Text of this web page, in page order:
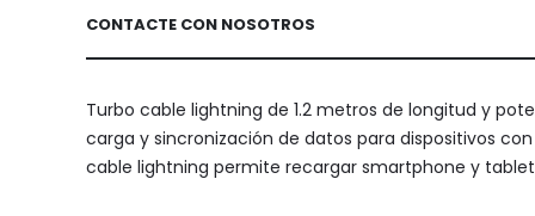
CONTACTE CON NOSOTROS
Turbo cable lightning de 1.2 metros de longitud y
carga y sincronización de datos para dispositivos
cable lightning permite recargar smartphone y